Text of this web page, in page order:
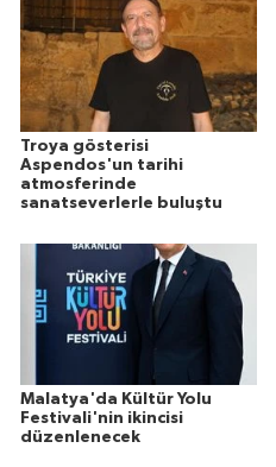
Troya gösterisi
Aspendos'un tarihi
atmosferinde
sanatseverlerle buluştu
Malatya'da Kültür Yolu
Festivali'nin ikincisi
düzenlenecek